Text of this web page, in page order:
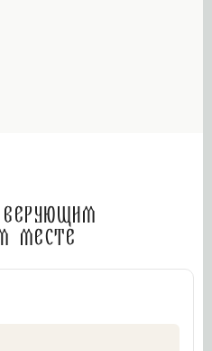
месте